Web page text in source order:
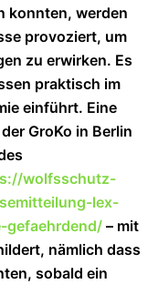
konnten, werden
provoziert, um
zu erwirken. Es
praktisch im
einführt. Eine
GroKo in Berlin
wolfsschutz-
lex-
– mit
nämlich dass
sobald ein